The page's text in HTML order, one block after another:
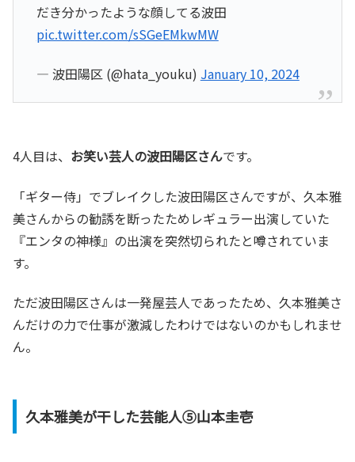
だき分かったような顔してる波田
pic.twitter.com/sSGeEMkwMW
— 波田陽区 (@hata_youku) January 10, 2024
4人目は、 お笑い芸人の波田陽区さんです。
「ギター侍」でブレイクした波田陽区さんですが、久本雅
美さんからの勧誘を断ったためレギュラー出演していた
『エンタの神様』の出演を突然切られたと噂されていま
す。
ただ波田陽区さんは一発屋芸人であったため、久本雅美さ
んだけの力で仕事が激減したわけではないのかもしれませ
ん。
久本雅美が干した芸能人⑤山本圭壱